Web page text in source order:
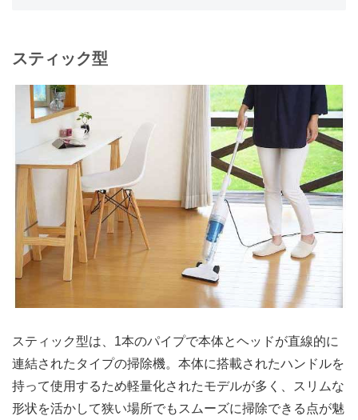
スティック型
スティック型は、1本のパイプで本体とヘッドが直線的に
連結されたタイプの掃除機。本体に搭載されたハンドルを
持って使用するため軽量化されたモデルが多く、スリムな
形状を活かして狭い場所でもスムーズに掃除できる点が魅